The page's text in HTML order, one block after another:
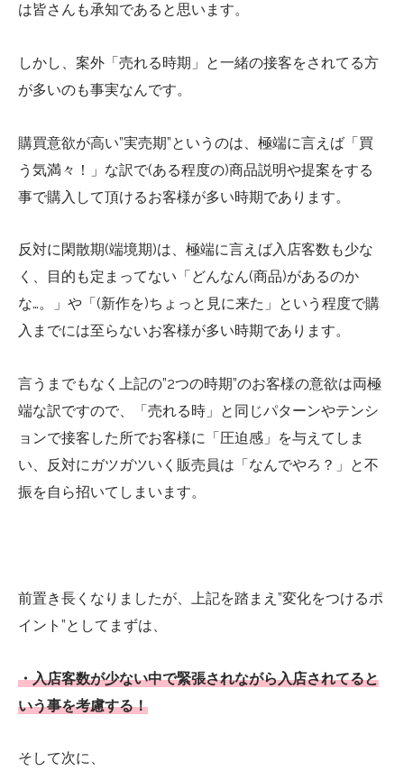
は皆さんも承知であると思います。
しかし、案外「売れる時期」と一緒の接客をされてる方
が多いのも事実なんです。
購買意欲が高い”実売期”というのは、極端に言えば「買
う気満々！」な訳で(ある程度の)商品説明や提案をする
事で購入して頂けるお客様が多い時期であります。
反対に閑散期(端境期)は、極端に言えば入店客数も少な
く、目的も定まってない「どんなん(商品)があるのか
な…。」や「(新作を)ちょっと見に来た」という程度で購
入までには至らないお客様が多い時期であります。
言うまでもなく上記の”2つの時期”のお客様の意欲は両極
端な訳ですので、「売れる時」と同じパターンやテンシ
ョンで接客した所でお客様に「圧迫感」を与えてしま
い、反対にガツガツいく販売員は「なんでやろ？」と不
振を自ら招いてしまいます。
前置き長くなりましたが、上記を踏まえ”変化をつけるポ
イント”としてまずは、
・入店客数が少ない中で緊張されながら入店されてると
いう事を考慮する！
そして次に、